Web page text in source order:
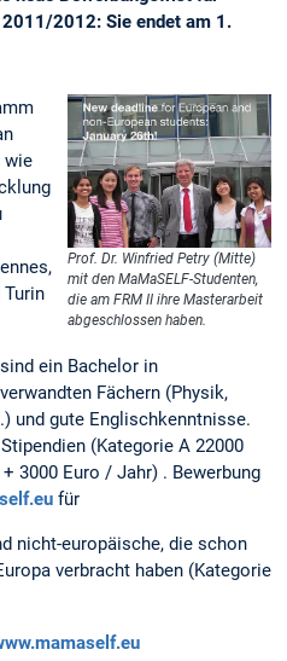
2012: Sie endet am 1.
Prof. Dr. Winfried Petry (Mitte)
mit den MaMaSELF-Studenten,
die am FRM II ihre Masterarbeit
abgeschlossen haben.
wie
Turin
ein Bachelor in
Fächern (Physik,
und gute Englischkenntnisse.
(Kategorie A 22000
3000 Euro / Jahr) . Bewerbung
für
nicht-europäische, die schon
verbracht haben (Kategorie